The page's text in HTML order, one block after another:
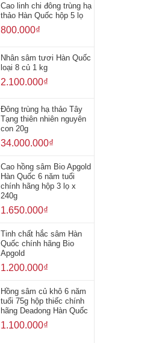
Cao linh chi đông trùng hạ
thảo Hàn Quốc hộp 5 lọ
800.000₫
Nhân sâm tươi Hàn Quốc
loại 8 củ 1 kg
2.100.000₫
Đông trùng hạ thảo Tây
Tạng thiên nhiên nguyên
con 20g
34.000.000₫
Cao hồng sâm Bio Apgold
Hàn Quốc 6 năm tuổi
chính hãng hộp 3 lọ x
240g
1.650.000₫
Tinh chất hắc sâm Hàn
Quốc chính hãng Bio
Apgold
1.200.000₫
Hồng sâm củ khô 6 năm
tuổi 75g hộp thiếc chính
hãng Deadong Hàn Quốc
1.100.000₫